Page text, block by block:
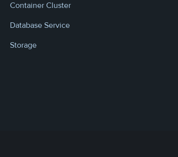
Container Cluster
Database Service
Storage